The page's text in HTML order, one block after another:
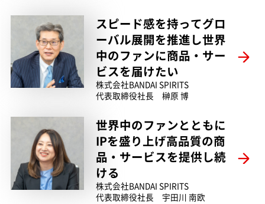
スピード感を持ってグロ
ーバル展開を推進し世界
中のファンに商品・サー
ビスを届けたい
株式会社BANDAI SPIRITS
代表取締役社長 榊󠄀原 博
世界中のファンとともに
IPを盛り上げ高品質の商
品・サービスを提供し続
ける
株式会社BANDAI SPIRITS
代表取締役社長 宇田川 南欧